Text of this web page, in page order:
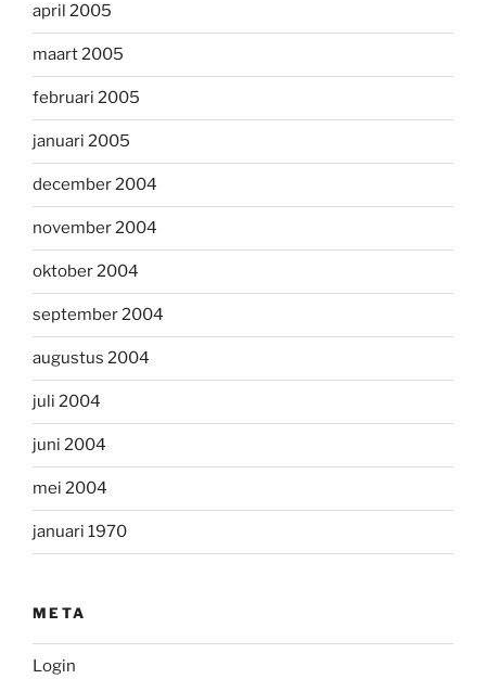
april 2005
maart 2005
februari 2005
januari 2005
december 2004
november 2004
oktober 2004
september 2004
augustus 2004
juli 2004
juni 2004
mei 2004
januari 1970
META
Login